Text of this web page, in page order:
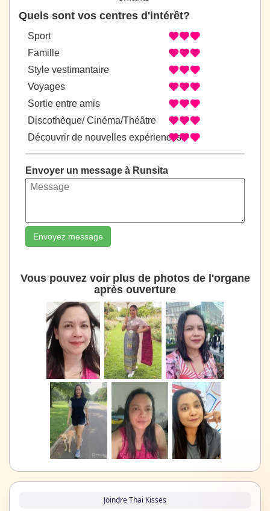
Quels sont vos centres d'intérêt?
Sport
Famille
Style vestimantaire
Voyages
Sortie entre amis
Discothèque/ Cinéma/Théâtre
Découvrir de nouvelles expériences
Envoyer un message à Runsita
Envoyez message
Vous pouvez voir plus de photos de l'organe
après ouverture
Joindre Thai Kisses